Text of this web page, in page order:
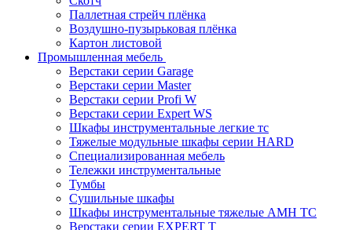
Паллетная стрейч плёнка
Воздушно-пузырьковая плёнка
Картон листовой
Промышленная мебель
Верстаки серии Garage
Верстаки серии Master
Верстаки серии Profi W
Верстаки серии Expert WS
Шкафы инструментальные легкие тс
Тяжелые модульные шкафы серии HARD
Cпециализированная мебель
Тележки инструментальные
Тумбы
Cушильные шкафы
Шкафы инструментальные тяжелые AMH TC
Верстаки серии EXPERT T